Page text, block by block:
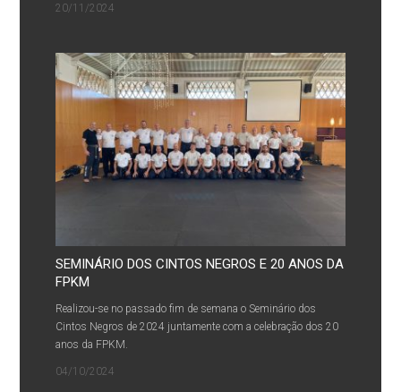
20/11/2024
SEMINÁRIO DOS CINTOS NEGROS E 20 ANOS DA
FPKM
Realizou-se no passado fim de semana o Seminário dos
Cintos Negros de 2024 juntamente com a celebração dos 20
anos da FPKM.
04/10/2024